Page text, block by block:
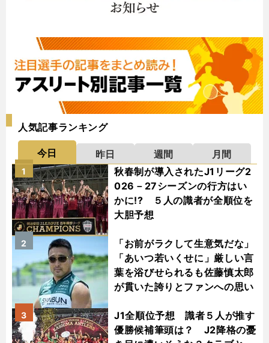
人気記事ランキング
今日 昨日 週間
月間
秋春制が導入されたJ1リーグ2
026－27シーズンの行方はい
かに!? ５人の識者が全順位を
大胆予想
1
「お前がラクして生意気だな」
「あいつ若いくせに」厳しい言
葉を浴びせられるも佐藤慎太郎
が貫いた誇りとファンへの思い
2
J1全順位予想 識者５人が推す
優勝候補筆頭は？ J2降格の憂
3